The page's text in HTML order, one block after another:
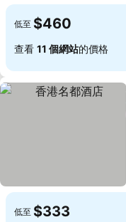
低至 $460
查看 11 個網站的價格
低至 $333